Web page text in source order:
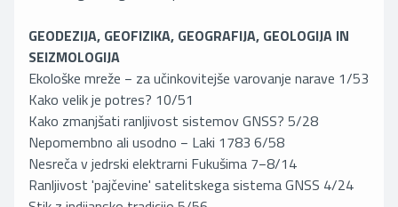
GEODEZIJA, GEOFIZIKA, GEOGRAFIJA, GEOLOGIJA IN
SEIZMOLOGIJA
Ekološke mreže − za učinkovitejše varovanje narave 1/53
Kako velik je potres? 10/51
Kako zmanjšati ranljivost sistemov GNSS? 5/28
Nepomembno ali usodno − Laki 1783 6/58
Nesreča v jedrski elektrarni Fukušima 7−8/14
Ranljivost 'pajčevine' satelitskega sistema GNSS 4/24